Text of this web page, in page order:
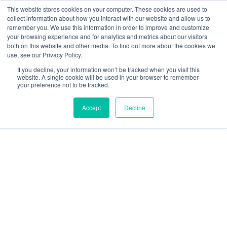
This website stores cookies on your computer. These cookies are used to
collect information about how you interact with our website and allow us to
remember you. We use this information in order to improve and customize
your browsing experience and for analytics and metrics about our visitors
both on this website and other media. To find out more about the cookies we
use, see our Privacy Policy.
If you decline, your information won’t be tracked when you visit this
website. A single cookie will be used in your browser to remember
your preference not to be tracked.
Accept Decline
contenido
W
h
a
t
s
a
p
F
a
c
e
b
k
Y
o
u
t
u
I
n
s
t
a
a
m
E
n
v
e
l
e
mercadeo@grupoeib.comWhatsApp:+57
3103229640PBX:+ 601 342 80 45
CONTACTO